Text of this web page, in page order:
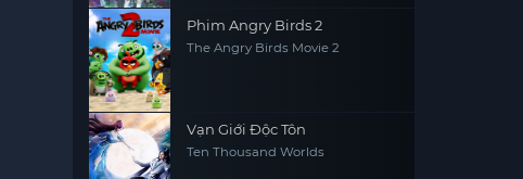
Phim Angry Birds 2
The Angry Birds Movie 2
Vạn Giới Độc Tôn
Ten Thousand Worlds